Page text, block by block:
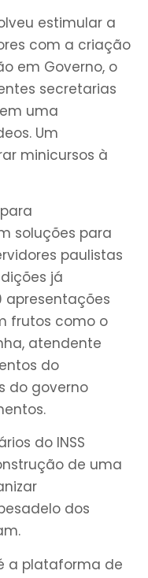
estimular a
com a criação
em Governo, o
secretarias
uma
Um
minicursos à
soluções para
paulistas
já
apresentações
frutos como o
atendente
do
do governo
do INSS
de uma
dos
a plataforma de